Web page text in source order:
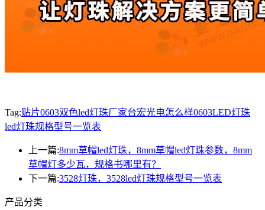
Tag:贴片0603双色led灯珠厂家台宏光电怎么样0603LED灯珠
led灯珠规格型号一览表
上一篇:8mm草帽led灯珠，8mm草帽led灯珠参数，8mm
草帽灯多少瓦，规格书哪里有？
下一篇:3528灯珠，3528led灯珠规格型号一览表
产品分类